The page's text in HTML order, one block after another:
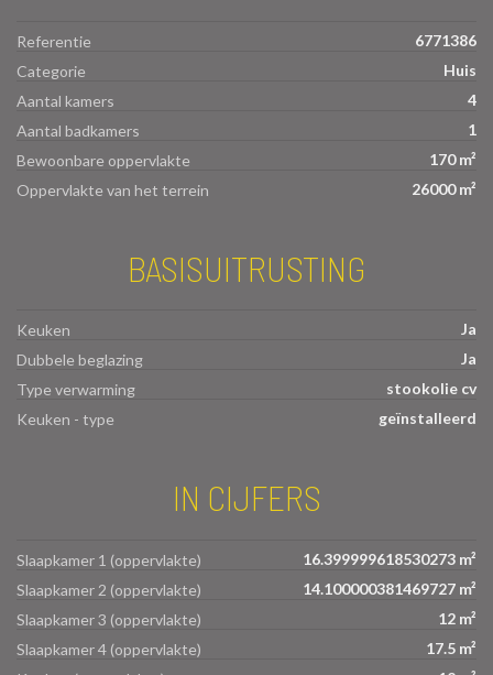
Referentie
6771386
Categorie
Huis
Aantal kamers
4
Aantal badkamers
1
Bewoonbare oppervlakte
170 m²
Oppervlakte van het terrein
26000 m²
BASISUITRUSTING
Keuken
Ja
Dubbele beglazing
Ja
Type verwarming
stookolie cv
Keuken - type
geïnstalleerd
IN CIJFERS
Slaapkamer 1 (oppervlakte)
16.399999618530273 m²
Slaapkamer 2 (oppervlakte)
14.100000381469727 m²
Slaapkamer 3 (oppervlakte)
12 m²
Slaapkamer 4 (oppervlakte)
17.5 m²